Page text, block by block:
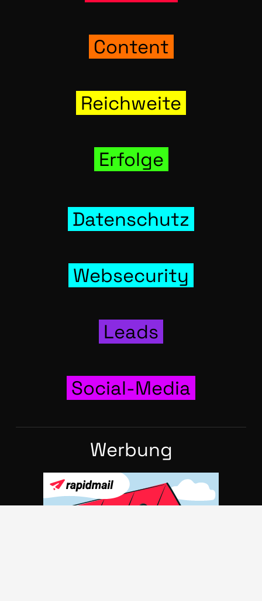
Con­tent
Reich­wei­te
Erfol­ge
Daten­schutz
Web­se­cu­ri­ty
Leads
Social-Media
Wer­bung